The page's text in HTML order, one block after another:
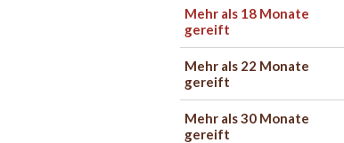
Mehr als 18 Monate
gereift
Mehr als 22 Monate
gereift
Mehr als 30 Monate
gereift